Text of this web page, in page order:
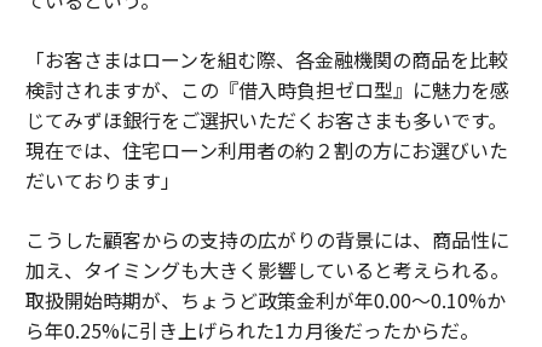
「お客さまはローンを組む際、各金融機関の商品を比較
検討されますが、この『借入時負担ゼロ型』に魅力を感
じてみずほ銀行をご選択いただくお客さまも多いです。
現在では、住宅ローン利用者の約２割の方にお選びいた
だいております」
こうした顧客からの支持の広がりの背景には、商品性に
加え、タイミングも大きく影響していると考えられる。
取扱開始時期が、ちょうど政策金利が年0.00〜0.10%か
ら年0.25%に引き上げられた1カ月後だったからだ。